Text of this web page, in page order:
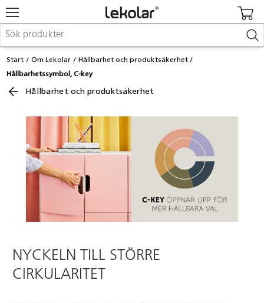
Möbler & inredning
Lekplatsutrustning & utemiljö
Leka
Skolförbrukning & kontorsmaterial
Logga in / Registrera dig
Kontakta Lekolar
Start Om Lekolar
Hållbarhet och produktsäkerhet
Hållbarhetssymbol, C-key
Hållbarhet och produktsäkerhet
NYCKELN TILL STÖRRE
CIRKULARITET